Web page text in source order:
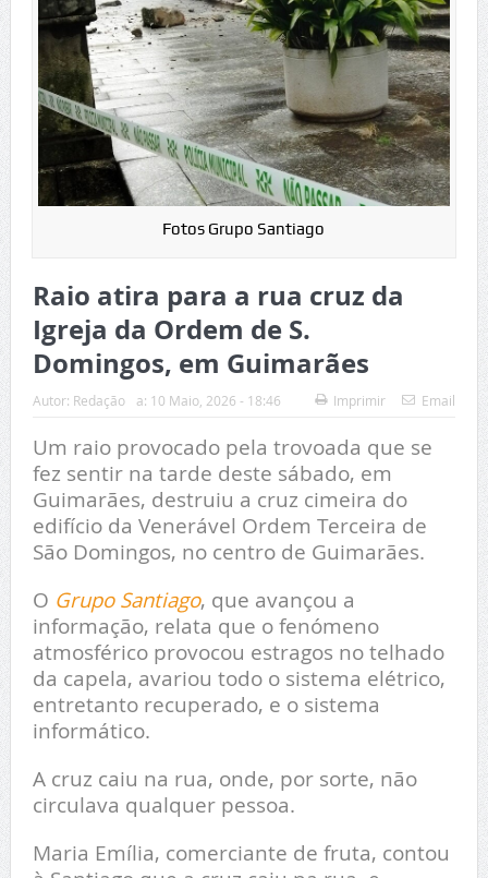
Fotos Grupo Santiago
Raio atira para a rua cruz da
Igreja da Ordem de S.
Domingos, em Guimarães
Autor: Redação a: 10 Maio, 2026 - 18:46 Imprimir Email
Um raio provocado pela trovoada que se
fez sentir na tarde deste sábado, em
Guimarães, destruiu a cruz cimeira do
edifício da Venerável Ordem Terceira de
São Domingos, no centro de Guimarães.
O Grupo Santiago, que avançou a
informação, relata que o fenómeno
atmosférico provocou estragos no telhado
da capela, avariou todo o sistema elétrico,
entretanto recuperado, e o sistema
informático.
A cruz caiu na rua, onde, por sorte, não
circulava qualquer pessoa.
Maria Emília, comerciante de fruta, contou